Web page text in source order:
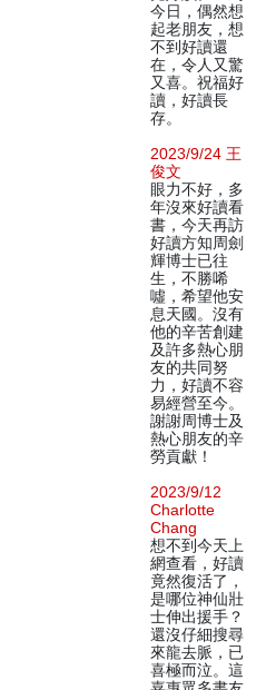
今日，偶然想
起老朋友，想
不到好讀還
在，令人又驚
又喜。祝福好
讀，好讀長
存。
2023/9/24 王
俊文
眼力不好，多
年沒來好讀看
書，今天再訪
好讀方知周劍
輝博士已往
生，不勝唏
噓，希望他安
息天國。沒有
他的辛苦創建
及許多熱心朋
友的共同努
力，好讀不容
易經營至今。
謝謝周博士及
熱心朋友的辛
勞貢獻！
2023/9/12
Charlotte
Chang
想不到今天上
網查看，好讀
竟然復活了，
是哪位神仙壯
士伸出援手？
還沒仔細搜尋
來龍去脈，已
喜極而泣。這